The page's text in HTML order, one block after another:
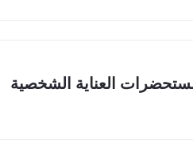
العناية الشخصية